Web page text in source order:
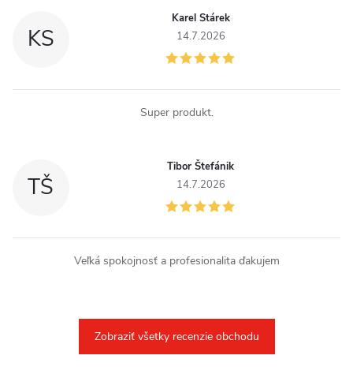
KS
Karel Stárek
14.7.2026
Super produkt.
TŠ
Tibor Štefánik
14.7.2026
Veľká spokojnosť a profesionalita ďakujem
Zobraziť všetky recenzie obchodu